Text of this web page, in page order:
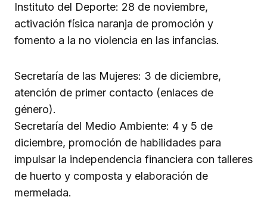
Instituto del Deporte: 28 de noviembre,
activación física naranja de promoción y
fomento a la no violencia en las infancias.
Secretaría de las Mujeres: 3 de diciembre,
atención de primer contacto (enlaces de
género).
Secretaría del Medio Ambiente: 4 y 5 de
diciembre, promoción de habilidades para
impulsar la independencia financiera con talleres
de huerto y composta y elaboración de
mermelada.